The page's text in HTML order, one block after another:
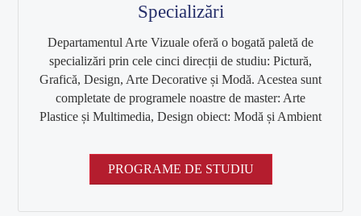
Admitere licență
Admitere masterat
MEDIA
Specializări
Departamentul Arte Vizuale oferă o bogată paletă de
specializări prin cele cinci direcții de studiu: Pictură,
Grafică, Design, Arte Decorative și Modă. Acestea sunt
completate de programele noastre de master: Arte
Plastice și Multimedia, Design obiect: Modă și Ambient
PROGRAME DE STUDIU